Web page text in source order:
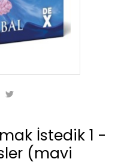
İstedik 1 -
(mavi